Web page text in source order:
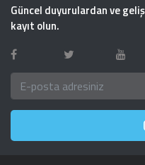
Güncel duyurulardan ve
kayıt olun.